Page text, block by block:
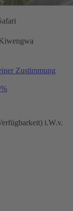
Zustimmung
i.W.v.